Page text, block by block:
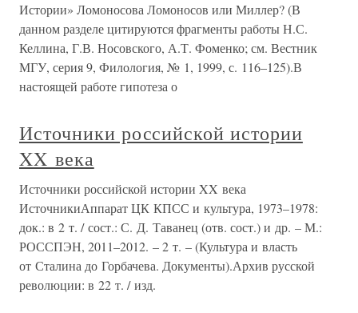
Истории» Ломоносова Ломоносов или Миллер? (В
данном разделе цитируются фрагменты работы Н.С.
Келлина, Г.В. Носовского, А.Т. Фоменко; см. Вестник
МГУ, серия 9, Филология, № 1, 1999, с. 116–125).В
настоящей работе гипотеза о
Источники российской истории
XX века
Источники российской истории XX века
ИсточникиАппарат ЦК КПСС и культура, 1973–1978:
док.: в 2 т. / сост.: С. Д. Таванец (отв. сост.) и др. – М.:
РОССПЭН, 2011–2012. – 2 т. – (Культура и власть
от Сталина до Горбачева. Документы).Архив русской
революции: в 22 т. / изд.